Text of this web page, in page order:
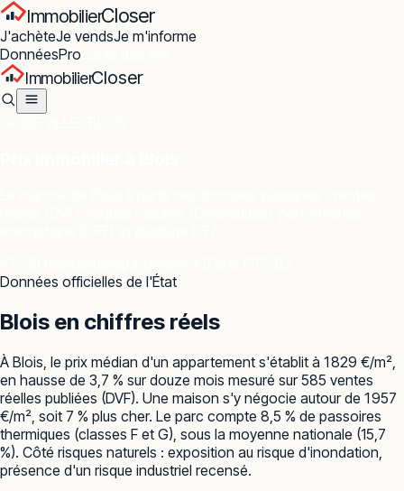
ImmobilierCloser
J'achèteJe vendsJe m'informe
DonnéesPro
ImmobilierCloser
Données officielles de l'État
Blois en chiffres réels
À Blois, le prix médian d'un appartement s'établit à 1 829 €/m²,
en hausse de 3,7 % sur douze mois mesuré sur 585 ventes
réelles publiées (DVF). Une maison s'y négocie autour de 1 957
€/m², soit 7 % plus cher. Le parc compte 8,5 % de passoires
thermiques (classes F et G), sous la moyenne nationale (15,7
%). Côté risques naturels : exposition au risque d'inondation,
présence d'un risque industriel recensé.